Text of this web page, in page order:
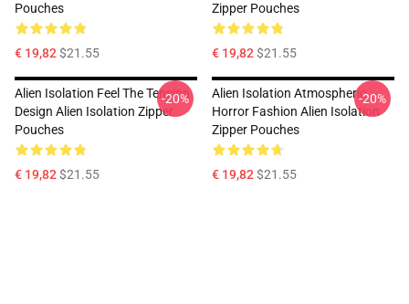
Pouches
€ 19,82$21.55
Zipper Pouches
€ 19,82$21.55
Alien Isolation Feel The Tension
Design Alien Isolation Zipper
Pouches
€ 19,82$21.55
-20%
Alien Isolation Atmospheric
Horror Fashion Alien Isolation
Zipper Pouches
€ 19,82$21.55
-20%